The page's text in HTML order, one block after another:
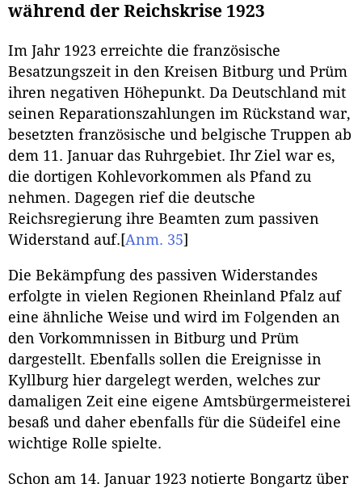
während der Reichskrise 1923
Im Jahr 1923 erreichte die französische
Besatzungszeit in den Kreisen Bitburg und Prüm
ihren negativen Höhepunkt. Da Deutschland mit
seinen Reparationszahlungen im Rückstand war,
besetzten französische und belgische Truppen ab
dem 11. Januar das Ruhrgebiet. Ihr Ziel war es,
die dortigen Kohlevorkommen als Pfand zu
nehmen. Dagegen rief die deutsche
Reichsregierung ihre Beamten zum passiven
Widerstand auf. [Anm. 35]
Die Bekämpfung des passiven Widerstandes
erfolgte in vielen Regionen Rheinland Pfalz auf
eine ähnliche Weise und wird im Folgenden an
den Vorkommnissen in Bitburg und Prüm
dargestellt. Ebenfalls sollen die Ereignisse in
Kyllburg hier dargelegt werden, welches zur
damaligen Zeit eine eigene Amtsbürgermeisterei
besaß und daher ebenfalls für die Südeifel eine
wichtige Rolle spielte.
Schon am 14. Januar 1923 notierte Bongartz über